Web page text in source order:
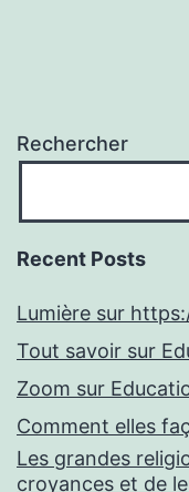
Rechercher
Recent Posts
Lumière sur
Tout savoir sur
Zoom sur
Comment elles
Les grandes
croyances et de